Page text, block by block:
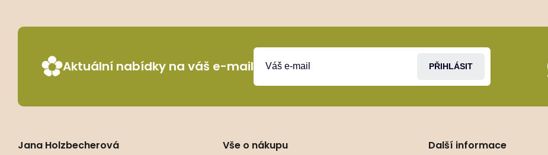
Aktuální nabídky na váš e-mail PŘIHLÁSIT
Jana Holzbecherová
Vše o nákupu Další informace